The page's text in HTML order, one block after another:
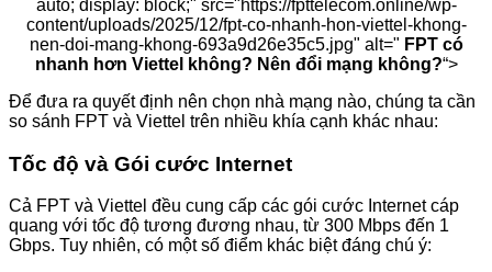
auto; display: block;" src="https://fpttelecom.online/wp-
content/uploads/2025/12/fpt-co-nhanh-hon-viettel-khong-
nen-doi-mang-khong-693a9d26e35c5.jpg" alt=" FPT có
nhanh hơn Viettel không? Nên đổi mạng không?“>
Để đưa ra quyết định nên chọn nhà mạng nào, chúng ta cần
so sánh FPT và Viettel trên nhiều khía cạnh khác nhau:
Tốc độ và Gói cước Internet
Cả FPT và Viettel đều cung cấp các gói cước Internet cáp
quang với tốc độ tương đương nhau, từ 300 Mbps đến 1
Gbps. Tuy nhiên, có một số điểm khác biệt đáng chú ý: